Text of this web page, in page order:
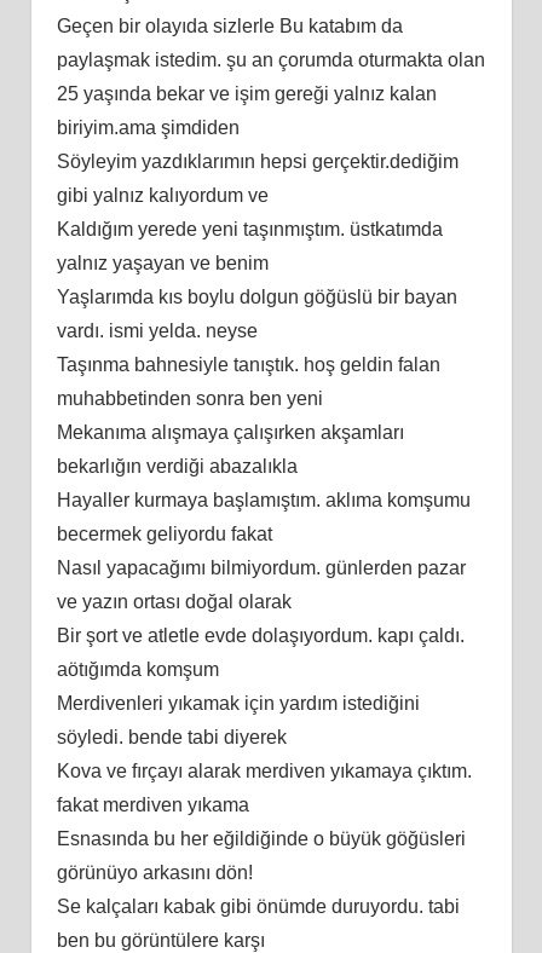
Geçen bir olayıda sizlerle Bu katabım da
paylaşmak istedim. şu an çorumda oturmakta olan
25 yaşında bekar ve işim gereği yalnız kalan
biriyim.ama şimdiden
Söyleyim yazdıklarımın hepsi gerçektir.dediğim
gibi yalnız kalıyordum ve
Kaldığım yerede yeni taşınmıştım. üstkatımda
yalnız yaşayan ve benim
Yaşlarımda kıs boylu dolgun göğüslü bir bayan
vardı. ismi yelda. neyse
Taşınma bahnesiyle tanıştık. hoş geldin falan
muhabbetinden sonra ben yeni
Mekanıma alışmaya çalışırken akşamları
bekarlığın verdiği abazalıkla
Hayaller kurmaya başlamıştım. aklıma komşumu
becermek geliyordu fakat
Nasıl yapacağımı bilmiyordum. günlerden pazar
ve yazın ortası doğal olarak
Bir şort ve atletle evde dolaşıyordum. kapı çaldı.
aötığımda komşum
Merdivenleri yıkamak için yardım istediğini
söyledi. bende tabi diyerek
Kova ve fırçayı alarak merdiven yıkamaya çıktım.
fakat merdiven yıkama
Esnasında bu her eğildiğinde o büyük göğüsleri
görünüyo arkasını dön!
Se kalçaları kabak gibi önümde duruyordu. tabi
ben bu görüntülere karşı